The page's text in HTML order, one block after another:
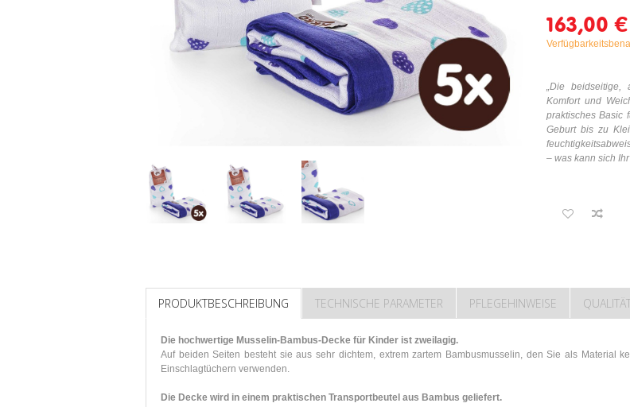
163,00 €
„Die beidseitige,
Komfort und
praktisches Basic
Geburt bis zu
– was kann sich
PRODUKTBESCHREIBUNG TECHNISCHE PARAMETER PFLEGEHINWEISE
Die hochwertige Musselin-Bambus-Decke für Kinder ist zweilagig.
Auf beiden Seiten besteht sie aus sehr dichtem, extrem zartem Bambusmusselin, den Sie als Material
Einschlagtüchern verwenden.
Die Decke wird in einem praktischen Transportbeutel aus Bambus geliefert.